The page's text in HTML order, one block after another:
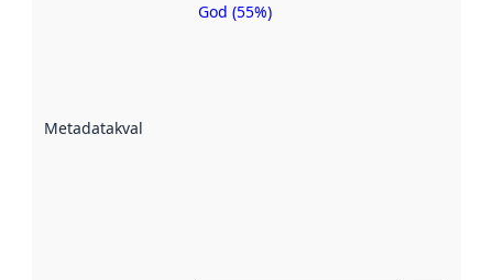
Metadatakvalitet
Metadatakvalitet
God (55%)